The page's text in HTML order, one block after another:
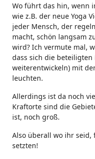
Wo führt das hin, wenn
wie z.B. der neue Yoga
jeder Mensch, der
macht, schön langsam
wird? Ich vermute mal,
dass sich die
weiterentwickeln) mit
leuchten.
Allerdings ist da noch
Kraftorte sind die
ist, noch groß.
Also überall wo ihr
setzten!